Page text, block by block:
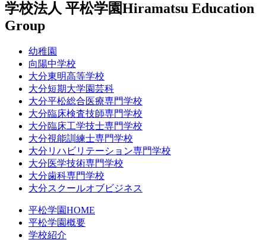
学校法人 平松学園Hiramatsu Education
Group
幼稚園
向陽中学校
大分東明高等学校
大分短期大学園芸科
大分平松総合医療専門学校
大分臨床検査技師専門学校
大分臨床工学技士専門学校
大分視能訓練士専門学校
大分リハビリテーション専門学校
大分医学技術専門学校
大分歯科専門学校
大分スクールオブビジネス
平松学園HOME
平松学園概要
学校紹介